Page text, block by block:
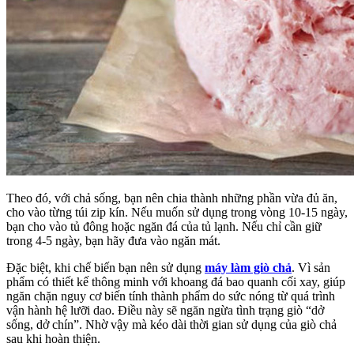
Theo đó, với chả sống, bạn nên chia thành những phần vừa đủ ăn,
cho vào từng túi zip kín. Nếu muốn sử dụng trong vòng 10-15 ngày,
bạn cho vào tủ đông hoặc ngăn đá của tủ lạnh. Nếu chỉ cần giữ
trong 4-5 ngày, bạn hãy đưa vào ngăn mát.
Đặc biệt, khi chế biến bạn nên sử dụng máy làm giò chả. Vì sản
phẩm có thiết kế thông minh với khoang đá bao quanh cối xay, giúp
ngăn chặn nguy cơ biến tính thành phẩm do sức nóng từ quá trình
vận hành hệ lưỡi dao. Điều này sẽ ngăn ngừa tình trạng giò “dở
sống, dở chín”. Nhờ vậy mà kéo dài thời gian sử dụng của giò chả
sau khi hoàn thiện.